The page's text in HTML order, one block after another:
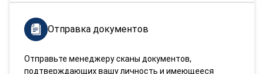
Отправка документов
Отправьте менеджеру сканы документов,
подтверждающих вашу личность и имеющееся